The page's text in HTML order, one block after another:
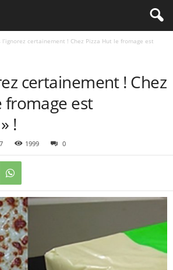
l’ignorez certainement ! Chez Pizza Hut le fromage est
certainement ! Chez
fromage est
!
1999 0